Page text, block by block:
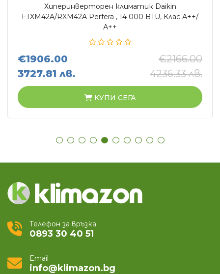
Хиперинверторен климатик Daikin
FTXM42A/RXM42A Perfera , 14 000 BTU, Клас А++/
А++
€1906.00
3727.81 лв.
€2166.00
4236.33 лв.
КУПИ СЕГА
Телефон за връзка
0893 30 40 51
Email
info@klimazon.bg